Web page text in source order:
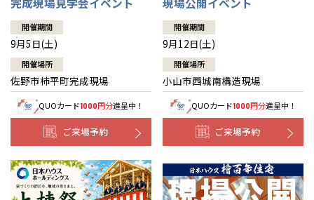
開催期間
9月5日(土)
開催場所
佐野市柿平町完成現場
QUOカード1000円分進呈中！
ご来場予約
開催期間
9月12日(土)
開催場所
小山市西城南構造現場
QUOカード1000円分進呈中！
ご来場予約